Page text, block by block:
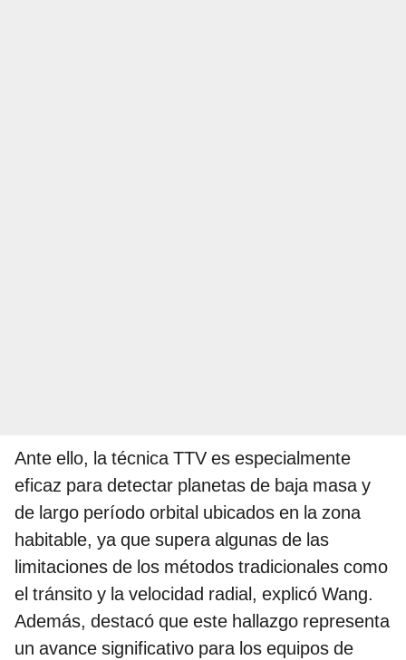
Ante ello, la técnica TTV es especialmente
eficaz para detectar planetas de baja masa y
de largo período orbital ubicados en la zona
habitable, ya que supera algunas de las
limitaciones de los métodos tradicionales como
el tránsito y la velocidad radial, explicó Wang.
Además, destacó que este hallazgo representa
un avance significativo para los equipos de